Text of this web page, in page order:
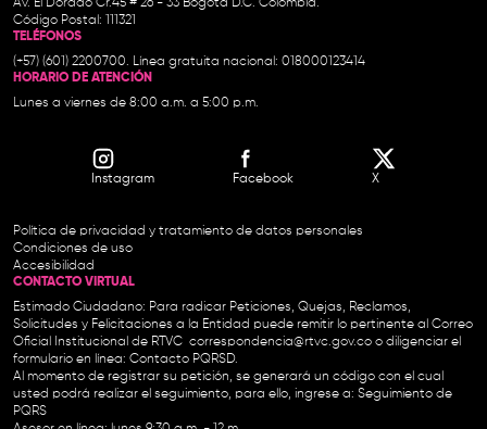
Av. El Dorado Cr.45 # 26 - 33 Bogotá D.C. Colombia.
Código Postal: 111321
TELÉFONOS
(+57) (601) 2200700. Línea gratuita nacional: 018000123414
HORARIO DE ATENCIÓN
Lunes a viernes de 8:00 a.m. a 5:00 p.m.
Instagram Facebook X
Política de privacidad y tratamiento de datos personales
Condiciones de uso
Accesibilidad
CONTACTO VIRTUAL
Estimado Ciudadano: Para radicar Peticiones, Quejas, Reclamos,
Solicitudes y Felicitaciones a la Entidad puede remitir lo pertinente al Correo
Oficial Institucional de RTVC correspondencia@rtvc.gov.co o diligenciar el
formulario en línea: Contacto PQRSD.
Al momento de registrar su petición, se generará un código con el cual
usted podrá realizar el seguimiento, para ello, ingrese a: Seguimiento de
PQRS